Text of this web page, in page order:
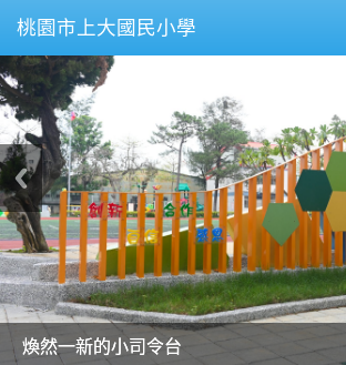
桃園市上大國民小學
美麗的操場是我們活力的來源
美麗的操場是我們活力的來源
煥然一新的小司令台
煥然一新的小司令台
富含桃園埤塘田園風光意象的中廊
富含桃園埤塘田園風光意象的中廊
嶄新的中庭廣場
嶄新的中庭廣場
水生池生生不息
水生池生生不息